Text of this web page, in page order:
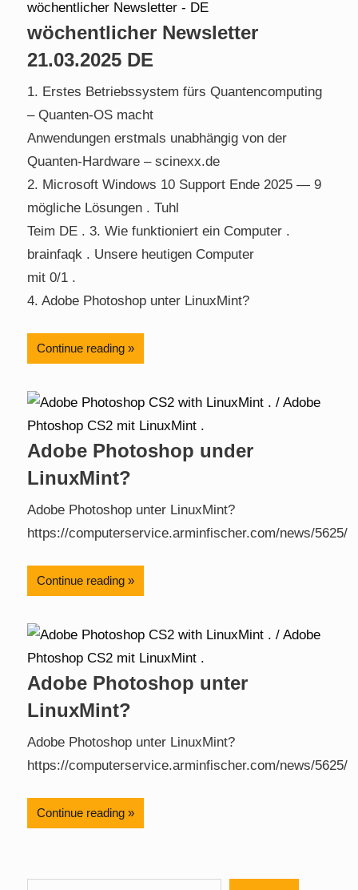
wöchentlicher Newsletter
21.03.2025 DE
1. Erstes Betriebssystem fürs Quantencomputing
– Quanten-OS macht
Anwendungen erstmals unabhängig von der
Quanten-Hardware – scinexx.de
2. Microsoft Windows 10 Support Ende 2025 — 9
mögliche Lösungen . Tuhl
Teim DE . 3. Wie funktioniert ein Computer .
brainfaqk . Unsere heutigen Computer
mit 0/1 .
4. Adobe Photoshop unter LinuxMint?
Continue reading
Adobe Photoshop under
LinuxMint?
Adobe Photoshop unter LinuxMint?
https://computerservice.arminfischer.com/news/5625/
Continue reading
Adobe Photoshop unter
LinuxMint?
Adobe Photoshop unter LinuxMint?
https://computerservice.arminfischer.com/news/5625/
Continue reading